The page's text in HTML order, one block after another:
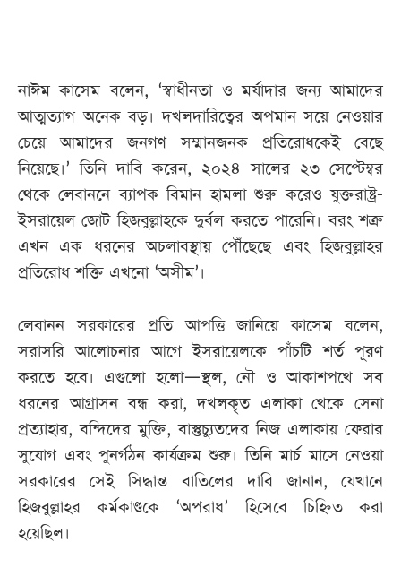
নাঈম কাসেম বলেন, ‘স্বাধীনতা ও মর্যাদার জন্য আমাদের
আত্মত্যাগ অনেক বড়। দখলদারিত্বের অপমান সয়ে নেওয়ার
চেয়ে আমাদের জনগণ সম্মানজনক প্রতিরোধকেই বেছে
নিয়েছে।’ তিনি দাবি করেন, ২০২৪ সালের ২৩ সেপ্টেম্বর
থেকে লেবাননে ব্যাপক বিমান হামলা শুরু করেও যুক্তরাষ্ট্র-
ইসরায়েল জোট হিজবুল্লাহকে দুর্বল করতে পারেনি। বরং শত্রু
এখন এক ধরনের অচলাবস্থায় পৌঁছেছে এবং হিজবুল্লাহর
প্রতিরোধ শক্তি এখনো ‘অসীম’।
লেবানন সরকারের প্রতি আপত্তি জানিয়ে কাসেম বলেন,
সরাসরি আলোচনার আগে ইসরায়েলকে পাঁচটি শর্ত পূরণ
করতে হবে। এগুলো হলো—স্থল, নৌ ও আকাশপথে সব
ধরনের আগ্রাসন বন্ধ করা, দখলকৃত এলাকা থেকে সেনা
প্রত্যাহার, বন্দিদের মুক্তি, বাস্তুচ্যুতদের নিজ এলাকায় ফেরার
সুযোগ এবং পুনর্গঠন কার্যক্রম শুরু। তিনি মার্চ মাসে নেওয়া
সরকারের সেই সিদ্ধান্ত বাতিলের দাবি জানান, যেখানে
হিজবুল্লাহর কর্মকাণ্ডকে ‘অপরাধ’ হিসেবে চিহ্নিত করা
হয়েছিল।